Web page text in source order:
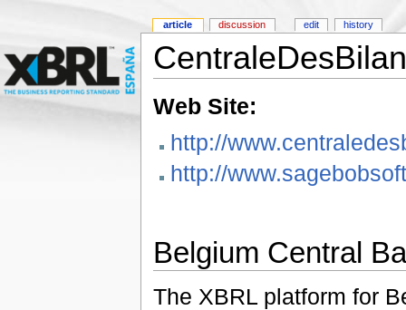
Web Site:
http://
http://
Belgium Central
The XBRL platform for
article discussion edit history